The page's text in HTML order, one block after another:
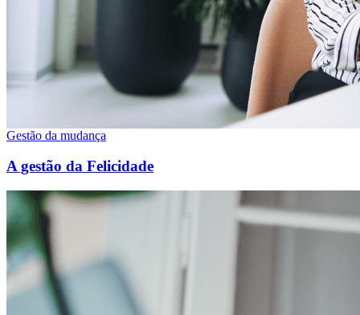
Gestão da mudança
A gestão da Felicidade